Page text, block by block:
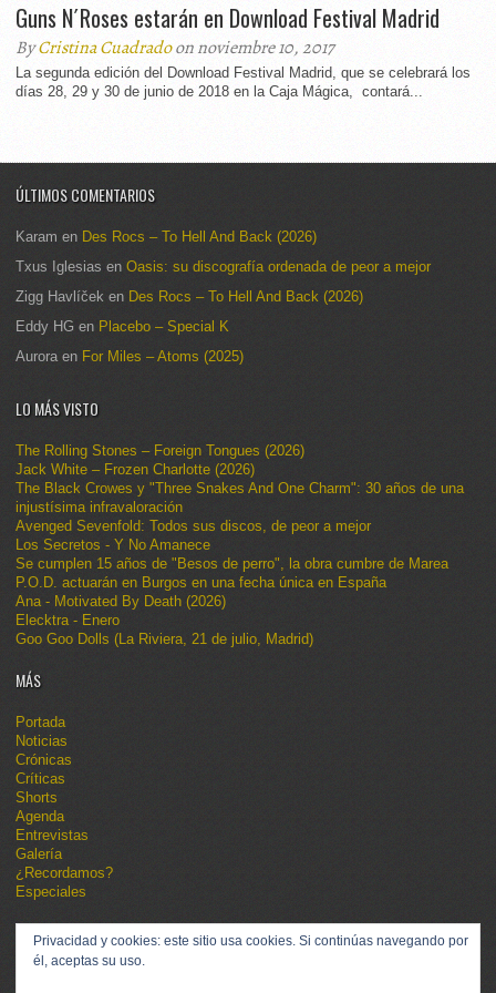
Guns N´Roses estarán en Download Festival Madrid
ByCristina Cuadradoon noviembre 10, 2017
La segunda edición del Download Festival Madrid, que se celebrará los
días 28, 29 y 30 de junio de 2018 en la Caja Mágica, contará...
ÚLTIMOS COMENTARIOS
Karam en Des Rocs – To Hell And Back (2026)
Txus Iglesias en Oasis: su discografía ordenada de peor a mejor
Zigg Havlíček en Des Rocs – To Hell And Back (2026)
Eddy HG en Placebo – Special K
Auroraen For Miles – Atoms (2025)
LO MÁS VISTO
The Rolling Stones – Foreign Tongues (2026)
Jack White – Frozen Charlotte (2026)
The Black Crowes y "Three Snakes And One Charm": 30 años de una
injustísima infravaloración
Avenged Sevenfold: Todos sus discos, de peor a mejor
Los Secretos - Y No Amanece
Se cumplen 15 años de "Besos de perro", la obra cumbre de Marea
P.O.D. actuarán en Burgos en una fecha única en España
Ana - Motivated By Death (2026)
Elecktra - Enero
Goo Goo Dolls (La Riviera, 21 de julio, Madrid)
MÁS
Portada
Noticias
Crónicas
Críticas
Shorts
Agenda
Entrevistas
Galería
¿Recordamos?
Especiales
Privacidad y cookies: este sitio usa cookies. Si continúas navegando por
él, aceptas su uso.